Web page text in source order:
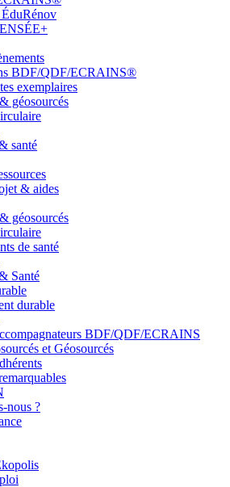
BDF/QDF/ECRAINS®
exemplaires
géosourcés
santé
& aides
géosourcés
de santé
Santé
durable
BDF/QDF/ECRAINS
et Géosourcés
nous ?